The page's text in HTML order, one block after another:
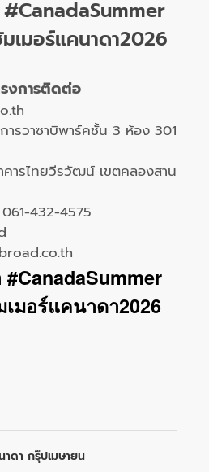
มอร์แคนาดา2026
งการติดต่อ
ารวาซาบิพาร์คชั้น 3 ห้อง 301
ารไทยวีรวัฒน์ เขตคลองสาน
432-4575
มอร์แคนาดา2026
ดา กรุ๊ปเมษายน